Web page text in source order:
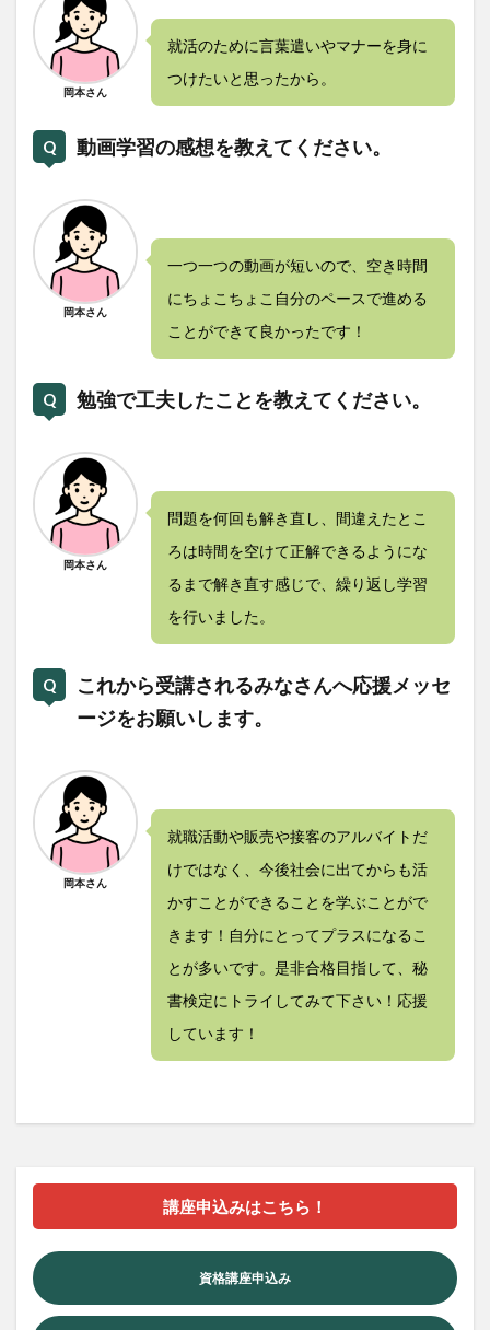
岡本さん
就活のために言葉遣いやマナーを身に
つけたいと思ったから。
動画学習の感想を教えてください。
岡本さん
一つ一つの動画が短いので、空き時間
にちょこちょこ自分のペースで進める
ことができて良かったです！
勉強で工夫したことを教えてください。
岡本さん
問題を何回も解き直し、間違えたとこ
ろは時間を空けて正解できるようにな
るまで解き直す感じで、繰り返し学習
を行いました。
これから受講されるみなさんへ応援メッセ
ージをお願いします。
岡本さん
就職活動や販売や接客のアルバイトだ
けではなく、今後社会に出てからも活
かすことができることを学ぶことがで
きます！自分にとってプラスになるこ
とが多いです。是非合格目指して、秘
書検定にトライしてみて下さい！応援
しています！
講座申込みはこちら！
資格講座申込み